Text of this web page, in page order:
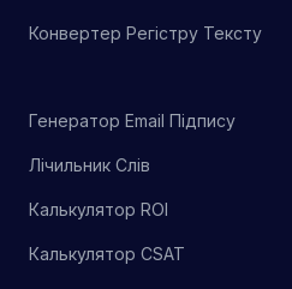
Конвертер Регістру Тексту
Генератор Email Підпису
Лічильник Слів
Калькулятор ROI
Калькулятор CSAT